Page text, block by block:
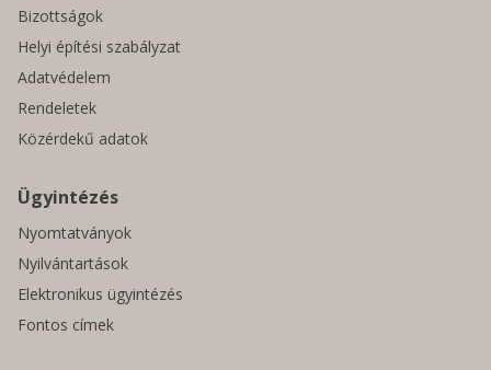
Bizottságok
Helyi építési szabályzat
Adatvédelem
Rendeletek
Közérdekű adatok
Ügyintézés
Nyomtatványok
Nyilvántartások
Elektronikus ügyintézés
Fontos címek